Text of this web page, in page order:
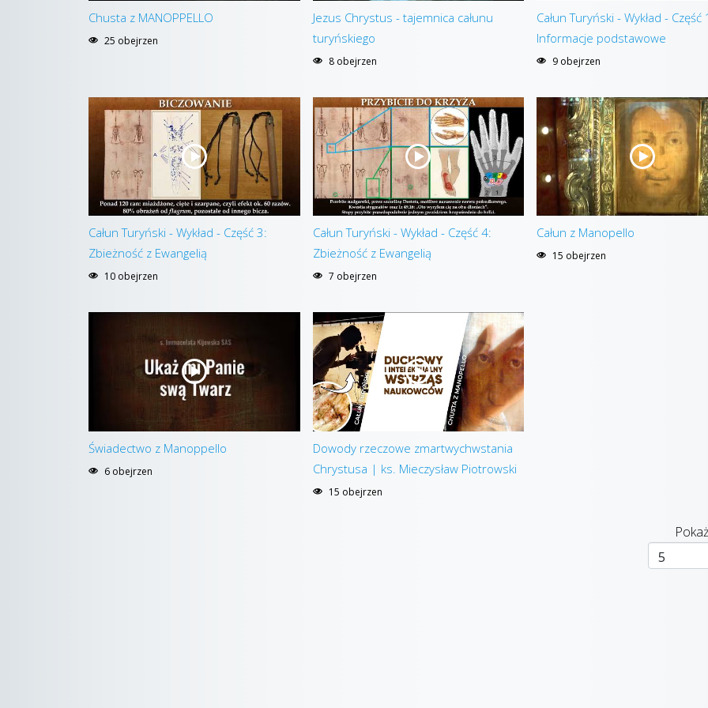
Chusta z MANOPPELLO
25 obejrzen
Jezus Chrystus - tajemnica całunu
turyńskiego
8 obejrzen
Całun Turyński - Wykład - Część
Informacje podstawowe
9 obejrzen
Całun Turyński - Wykład - Część 3:
Zbieżność z Ewangelią
10 obejrzen
Całun Turyński - Wykład - Część 4:
Zbieżność z Ewangelią
7 obejrzen
Całun z Manopello
15 obejrzen
Świadectwo z Manoppello
6 obejrzen
Dowody rzeczowe zmartwychwstania
Chrystusa | ks. Mieczysław Piotrowski
15 obejrzen